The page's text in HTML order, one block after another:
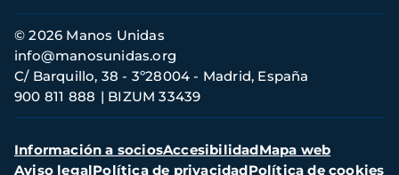
Información
de
contacto
© 2026 Manos Unidas
C/ Barquillo, 38 - 3º28004 - Madrid, España
900 811 888
BIZUM 33439
info@manosunidas.org
Menú
secundario
Información a sociosAccesibilidadMapa web
Aviso legalPolítica de privacidadPolítica de cookies